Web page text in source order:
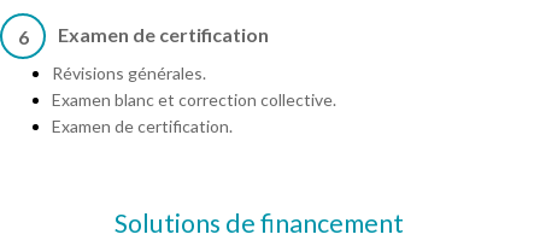
6 Examen de certification
Révisions générales.
Examen blanc et correction collective.
Examen de certification.
Solutions de financement